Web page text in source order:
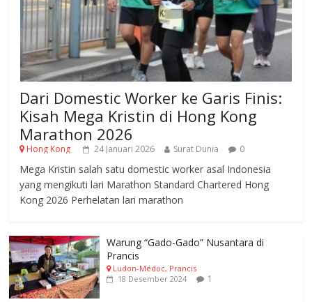
Dari Domestic Worker ke Garis Finis:
Kisah Mega Kristin di Hong Kong
Marathon 2026
Hong Kong 24 Januari 2026 Surat Dunia 0
Mega Kristin salah satu domestic worker asal Indonesia
yang mengikuti lari Marathon Standard Chartered Hong
Kong 2026 Perhelatan lari marathon
Warung “Gado-Gado” Nusantara di
Prancis
Ludon-Médoc, Prancis
18 Desember 2024
1